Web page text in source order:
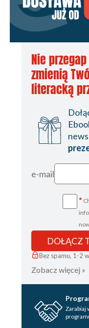
Nie
zmienią
literacką
e-mail
*
DOŁĄCZ
Bez spamu, 1-2
Zobacz więcej »
Zarabiaj